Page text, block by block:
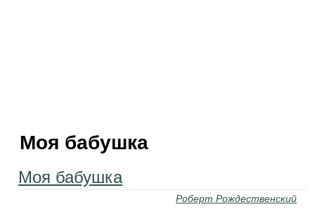
Моя бабушка
Моя бабушка
Роберт Рождественский